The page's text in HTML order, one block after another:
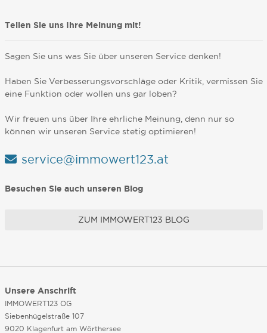
Teilen Sie uns Ihre Meinung mit!
Sagen Sie uns was Sie über unseren Service denken!
Haben Sie Verbesserungsvorschläge oder Kritik, vermissen Sie
eine Funktion oder wollen uns gar loben?
Wir freuen uns über Ihre ehrliche Meinung, denn nur so
können wir unseren Service stetig optimieren!
service@immowert123.at
Besuchen Sie auch unseren Blog
ZUM IMMOWERT123 BLOG
Unsere Anschrift
IMMOWERT123 OG
Siebenhügelstraße 107
9020 Klagenfurt am Wörthersee